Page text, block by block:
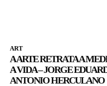
ART
A ARTE RETRATA A
A VIDA – JORGE
ANTONIO HERCULANO